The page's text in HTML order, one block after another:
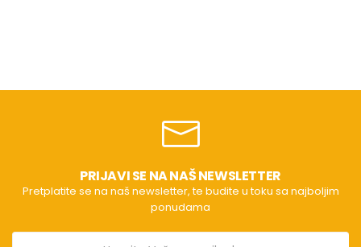
PRIJAVI SE NA NAŠ NEWSLETTER
Pretplatite se na naš newsletter, te budite u toku sa najboljim
ponudama